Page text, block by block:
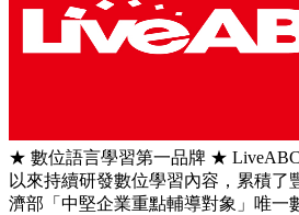
★ 數位語言學習第一品牌 ★
以來持續研發數位學習內容，累積了
濟部「中堅企業重點輔導對象」唯一